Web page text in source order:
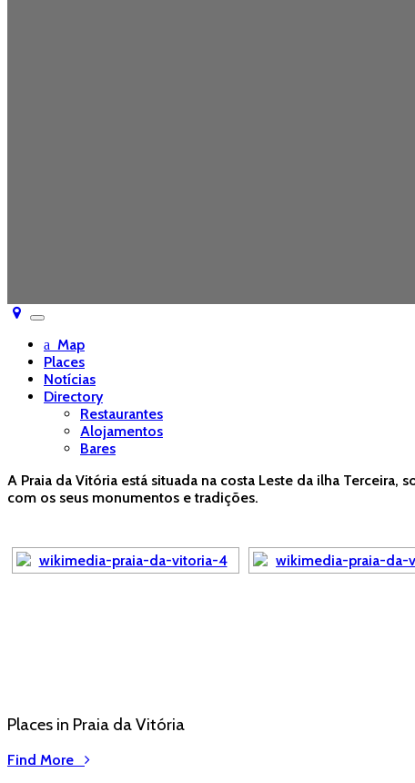
Toggle
navigation
Map
Places
Notícias
Directory
Restaurantes
Alojamentos
Bares
A Praia da Vitória está situada na costa Leste da ilha
com os seus monumentos e tradições.
Places in Praia da Vitória
Find More